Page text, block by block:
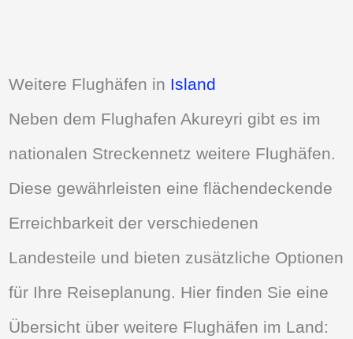
Weitere Flughäfen in Island
Neben dem Flughafen Akureyri gibt es im
nationalen Streckennetz weitere Flughäfen.
Diese gewährleisten eine flächendeckende
Erreichbarkeit der verschiedenen
Landesteile und bieten zusätzliche Optionen
für Ihre Reiseplanung. Hier finden Sie eine
Übersicht über weitere Flughäfen im Land: